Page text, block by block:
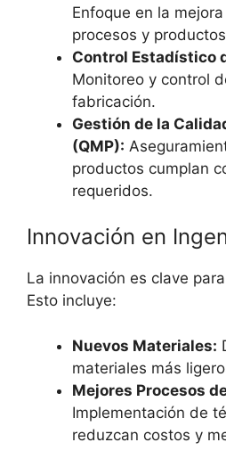
Enfoque en la
procesos y
Control Estadístico
Monitoreo y control
fabricación.
Gestión de la
(QMP):
productos cumplan
requeridos.
Innovación en
La innovación es clave
Esto incluye:
Nuevos Materiales:
materiales más
Mejores Procesos
Implementación de
reduzcan costos y